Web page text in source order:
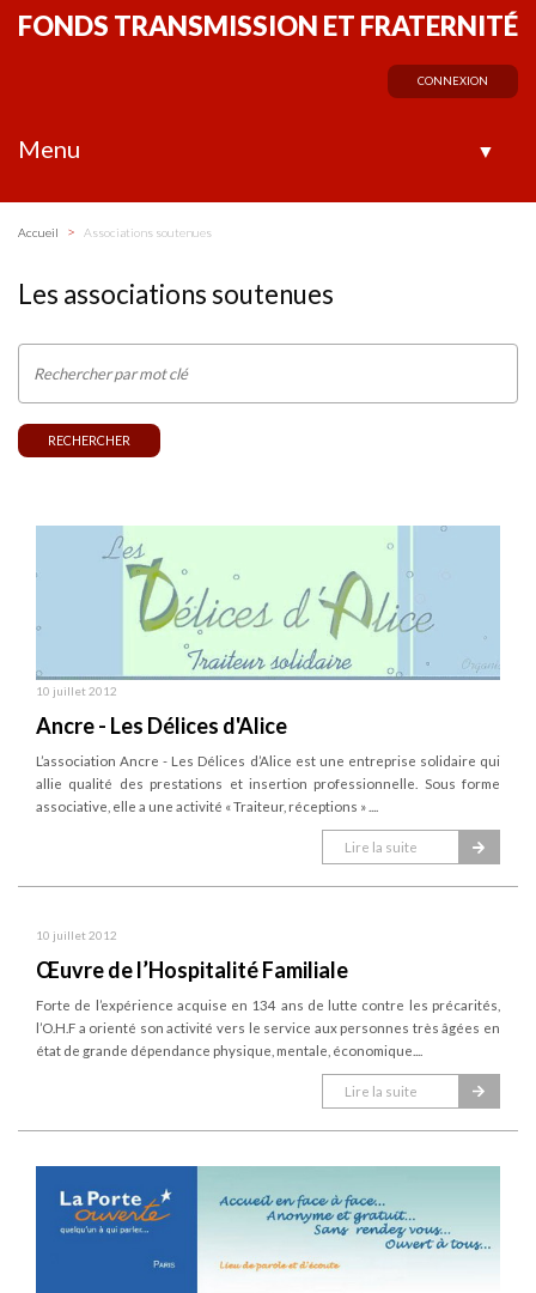
FONDS TRANSMISSION ET FRATERNITÉ
CONNEXION
Menu ▼
Accueil > Associations soutenues
Les associations soutenues
10 juillet 2012
Ancre - Les Délices d'Alice
L’association Ancre - Les Délices d’Alice est une entreprise solidaire qui
allie qualité des prestations et insertion professionnelle. Sous forme
associative, elle a une activité « Traiteur, réceptions » ....
Lire la suite
10 juillet 2012
Œuvre de l’Hospitalité Familiale
Forte de l’expérience acquise en 134 ans de lutte contre les précarités,
l’O.H.F a orienté son activité vers le service aux personnes très âgées en
état de grande dépendance physique, mentale, économique....
Lire la suite